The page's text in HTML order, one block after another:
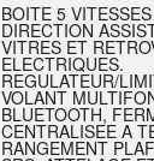
BOITE 5
DIRECTION
VITRES ET
ELECTRIQUES.
REGULATEUR/
VOLANT
BLUETOOTH,
CENTRALISEE A
RANGEMENT